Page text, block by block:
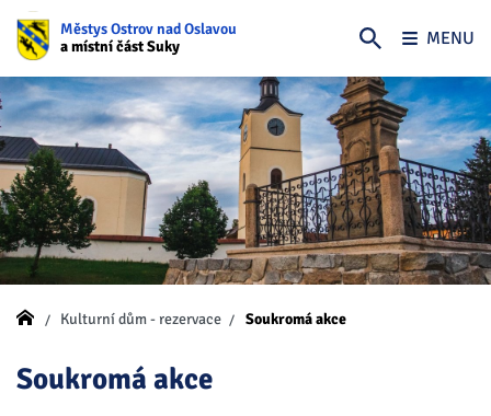
Kulturní dům - rezervace Soukromá akce
Soukromá akce
Městys Ostrov nad Oslavou
a místní část Suky
MENU